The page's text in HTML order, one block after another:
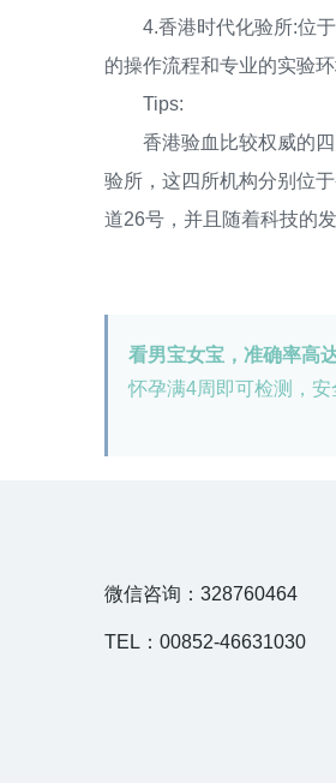
4.香港时代化验所:位于
的操作流程和专业的实验环
Tips:
香港验血比较权威的四
验所，这四所机构分别位
道26号，并且随着科技的
看男宝女宝，准确率高
怀孕满4周即可检测，安
微信咨询：328760464
TEL：00852-46631030